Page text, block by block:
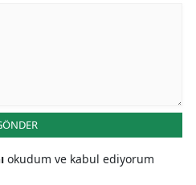
okudum ve kabul ediyorum